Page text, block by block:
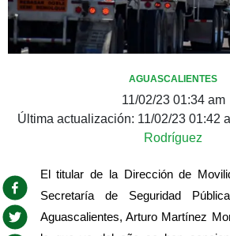
AGUASCALIENTES
11/02/23 01:34 am
Última actualización: 11/02/23 01:42
Rodríguez
El titular de la Dirección de
Secretaría de Seguridad
Aguascalientes, Arturo Martínez